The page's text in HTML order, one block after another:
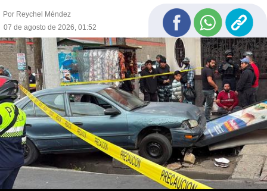
Por Reychel Méndez
07 de agosto de 2026, 01:52